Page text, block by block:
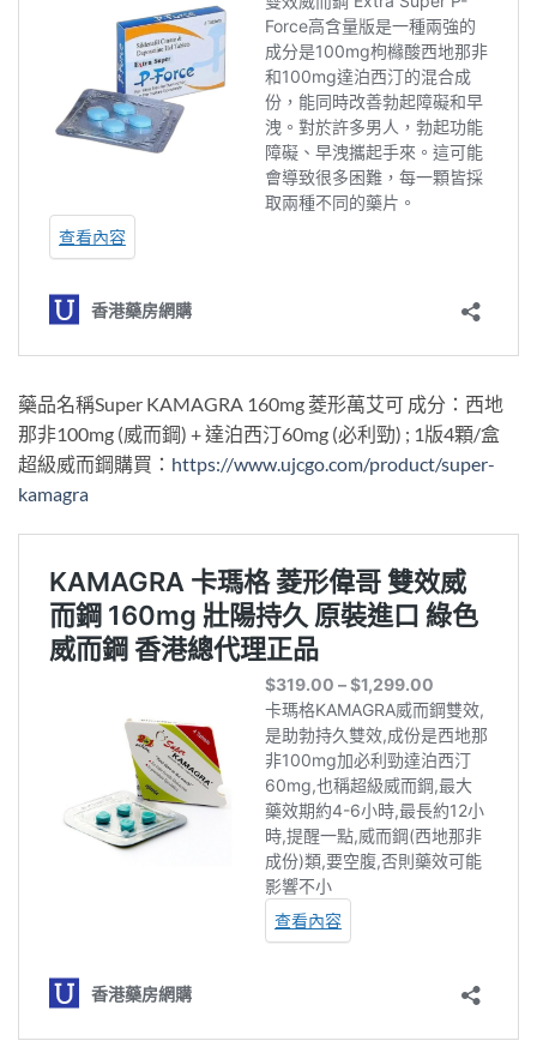
藥品名稱Super KAMAGRA 160mg 菱形萬艾可 成分：西地
那非100mg (威而鋼) + 達泊西汀60mg (必利勁) ; 1版4顆/盒
超級威而鋼購買： https://www.ujcgo.com/product/super-
kamagra